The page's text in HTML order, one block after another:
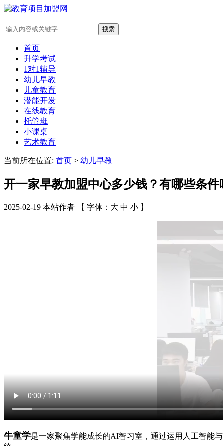
搜索
首页
升学考试
1对1辅导
幼儿早教
儿童教育
潜能开发
在线教育
托管班
小课桌
艺术教育
当前所在位置: 首页 > 幼儿早教
开一家早教加盟中心多少钱？有哪些条件
2025-02-19 本站作者 【 字体： 大 中 小 】
牛童学是一家聚焦学能成长的AI智习室，通过运用人工智能